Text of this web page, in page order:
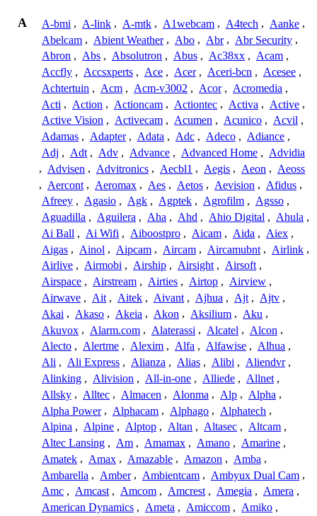
A A-bmi , A-link , A-mtk , A1webcam , A4tech , Aanke ,
Abelcam , Abient Weather , Abo , Abr , Abr Security ,
Abron , Abs , Absolutron , Abus , Ac38xx , Acam ,
Accfly , Accsxperts , Ace , Acer , Aceri-bcn , Acesee ,
Achtertuin , Acm , Acm-v3002 , Acor , Acromedia ,
Acti , Action , Actioncam , Actiontec , Activa , Active ,
Active Vision , Activecam , Acumen , Acunico , Acvil ,
Adamas , Adapter , Adata , Adc , Adeco , Adiance ,
Adj , Adt , Adv , Advance , Advanced Home , Advidia
, Advisen , Advitronics , Aecbl1 , Aegis , Aeon , Aeoss
, Aercont , Aeromax , Aes , Aetos , Aevision , Afidus ,
Afreey , Agasio , Agk , Agptek , Agrofilm , Agsso ,
Aguadilla , Aguilera , Aha , Ahd , Ahio Digital , Ahula ,
Ai Ball , Ai Wifi , Aiboostpro , Aicam , Aida , Aiex ,
Aigas , Ainol , Aipcam , Aircam , Aircamubnt , Airlink ,
Airlive , Airmobi , Airship , Airsight , Airsoft ,
Airspace , Airstream , Airties , Airtop , Airview ,
Airwave , Ait , Aitek , Aivant , Ajhua , Ajt , Ajtv ,
Akai , Akaso , Akeia , Akon , Aksilium , Aku ,
Akuvox , Alarm.com , Alaterassi , Alcatel , Alcon ,
Alecto , Alertme , Alexim , Alfa , Alfawise , Alhua ,
Ali , Ali Express , Alianza , Alias , Alibi , Aliendvr ,
Alinking , Alivision , All-in-one , Alliede , Allnet ,
Allsky , Alltec , Almacen , Alonma , Alp , Alpha ,
Alpha Power , Alphacam , Alphago , Alphatech ,
Alpina , Alpine , Alptop , Altan , Altasec , Altcam ,
Altec Lansing , Am , Amamax , Amano , Amarine ,
Amatek , Amax , Amazable , Amazon , Amba ,
Ambarella , Amber , Ambientcam , Ambyux Dual Cam ,
Amc , Amcast , Amcom , Amcrest , Amegia , Amera ,
American Dynamics , Ameta , Amiccom , Amiko ,